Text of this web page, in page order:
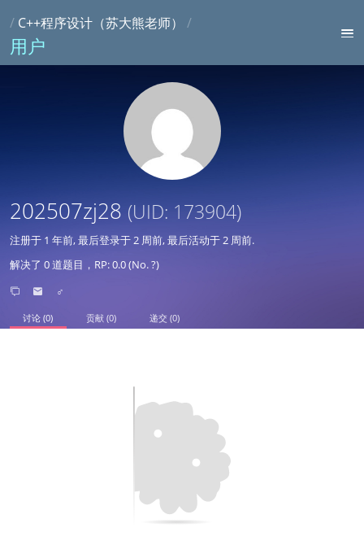
/ C++程序设计（苏大熊老师） /
用户
202507zj28 (UID: 173904)
注册于 1 年前, 最后登录于2 周前, 最后活动于2 周前.
解决了 0 道题目，RP: 0.0 (No. ?)
♂
讨论 (0) 贡献 (0) 递交 (0)